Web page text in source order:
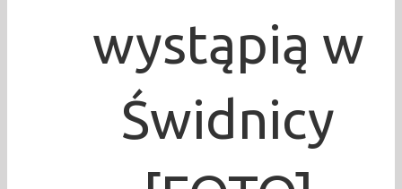
wystąpią w
Świdnicy